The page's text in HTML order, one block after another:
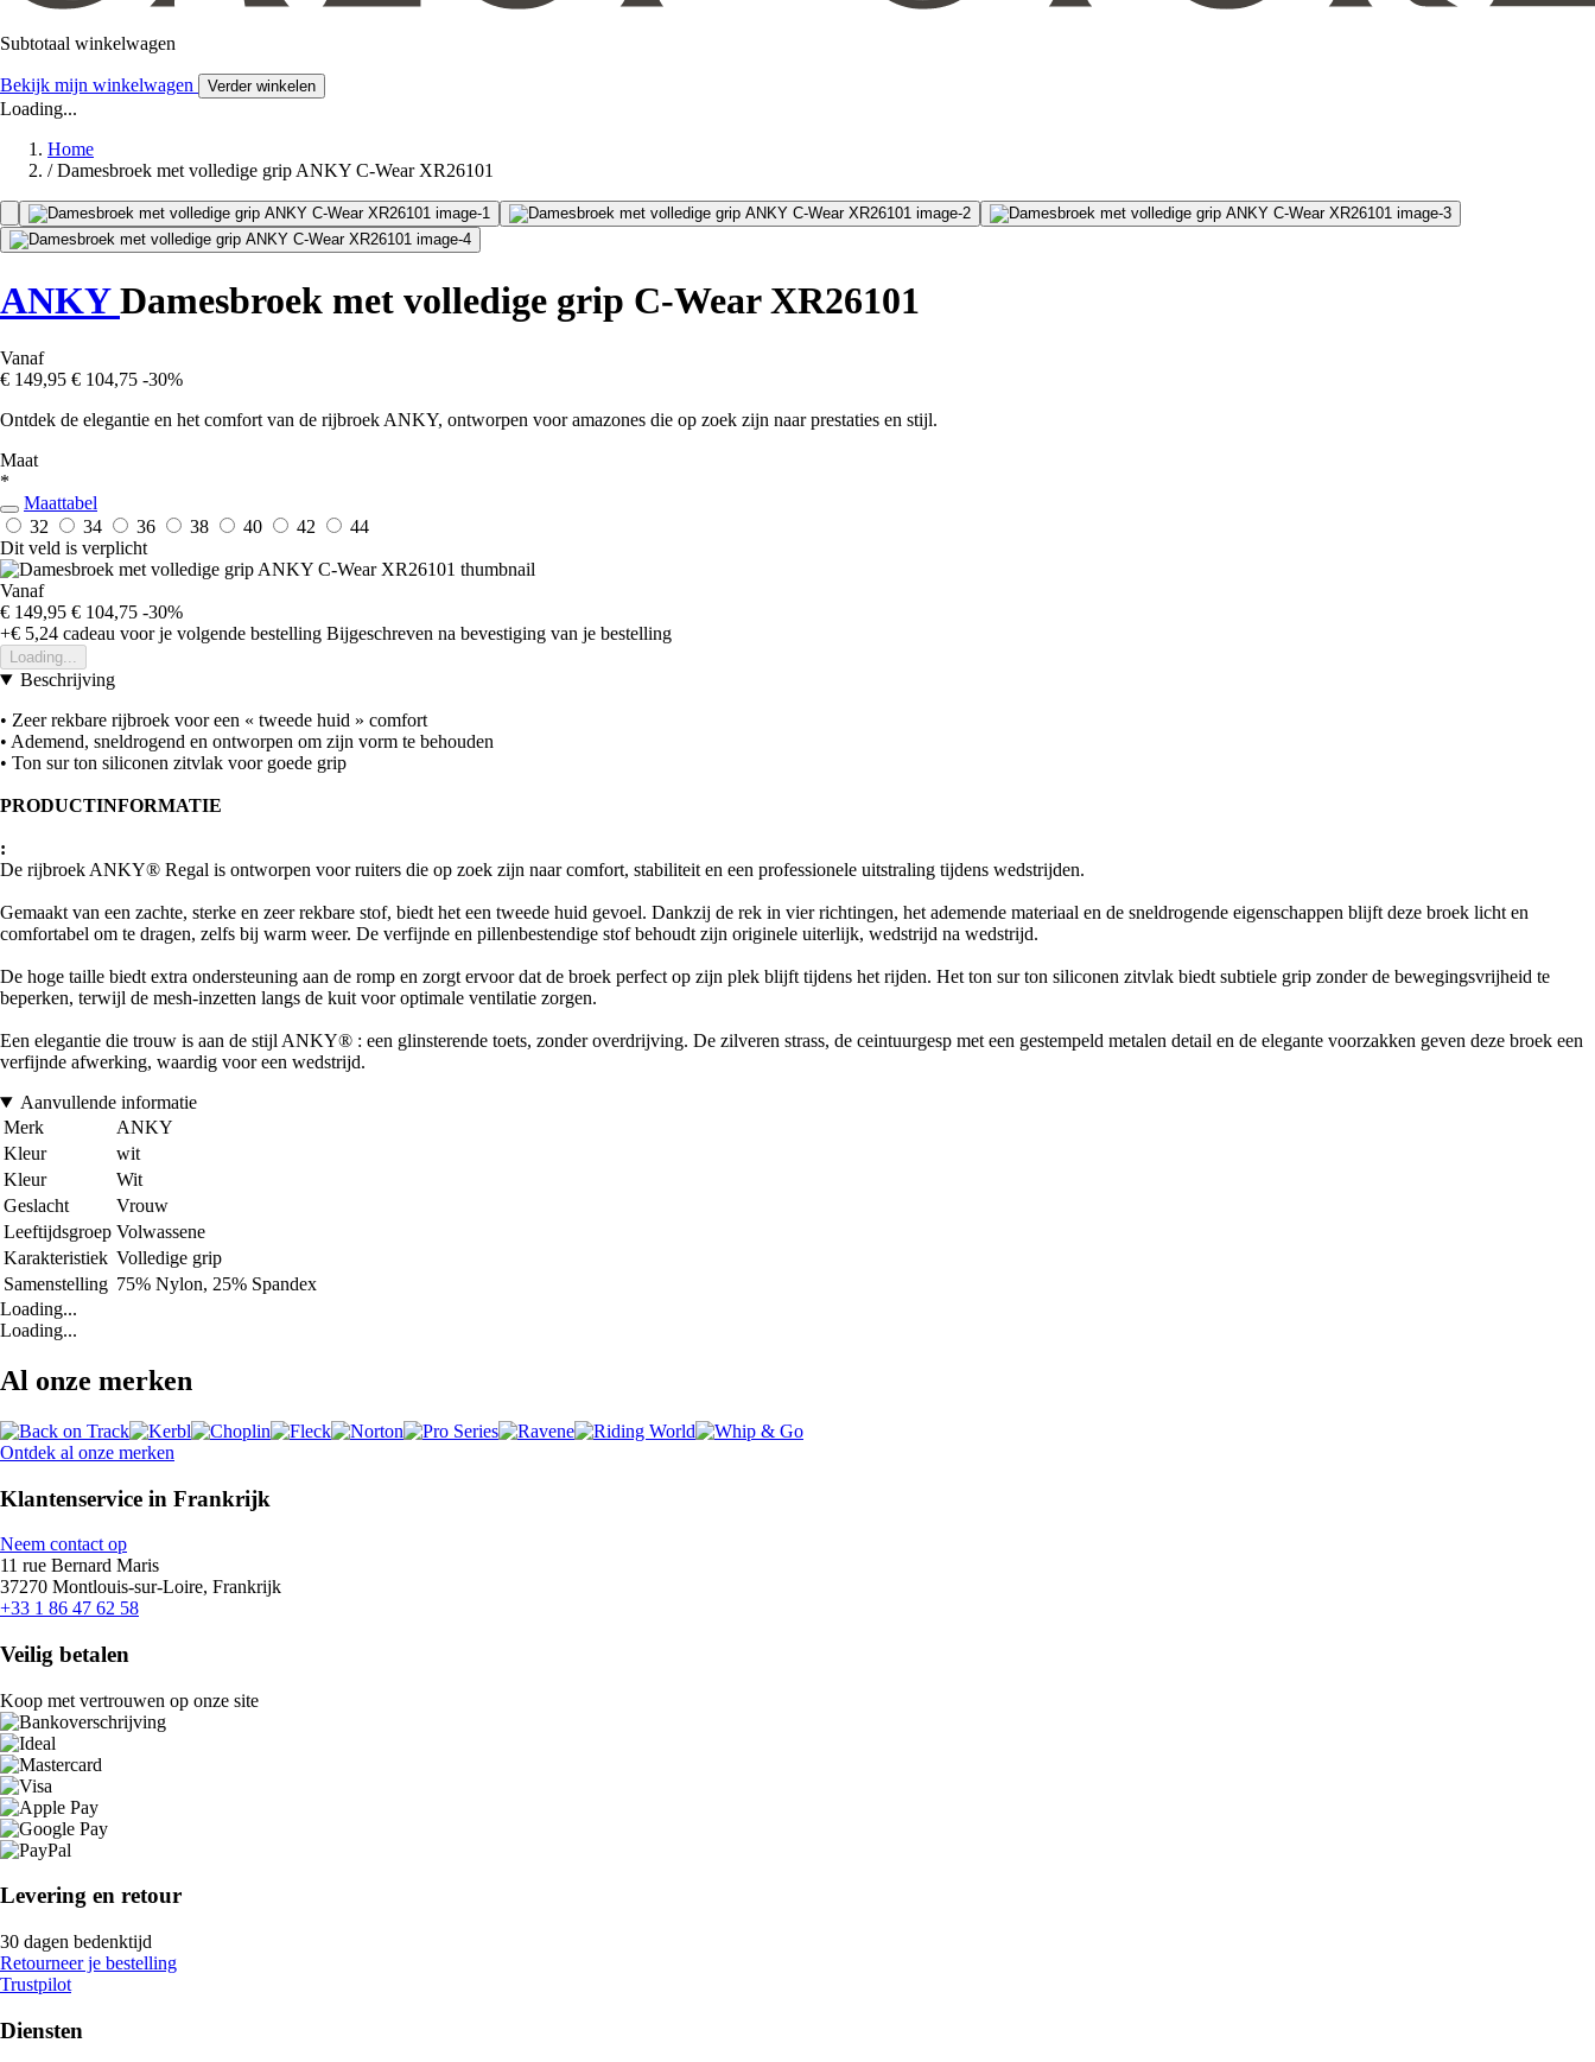
Subtotaal winkelwagen
Bekijk mijn winkelwagen Verder winkelen
Loading...
Home
/ Damesbroek met volledige grip ANKY C-Wear XR26101
ANKYDamesbroek met volledige grip C-Wear XR26101
Vanaf
€ 149,95 € 104,75 -30%
Ontdek de elegantie en het comfort van de rijbroek ANKY, ontworpen voor amazones die op zoek zijn naar prestaties en stijl.
Maat
*
Maattabel
32
34 36 38 40 42
44
Dit veld is verplicht
Vanaf
€ 149,95 € 104,75 -30%
+€ 5,24 cadeau voor je volgende bestelling Bijgeschreven na bevestiging van je bestelling
Loading...
Beschrijving
• Zeer rekbare rijbroek voor een « tweede huid » comfort
• Ademend, sneldrogend en ontworpen om zijn vorm te behouden
• Ton sur ton siliconen zitvlak voor goede grip
PRODUCTINFORMATIE
:
De rijbroek ANKY® Regal is ontworpen voor ruiters die op zoek zijn naar comfort, stabiliteit en een professionele uitstraling tijdens wedstrijden.
Gemaakt van een zachte, sterke en zeer rekbare stof, biedt het een tweede huid gevoel. Dankzij de rek in vier richtingen, het ademende materiaal en de sneldrogende eigenschappen blijft deze broek licht en
comfortabel om te dragen, zelfs bij warm weer. De verfijnde en pillenbestendige stof behoudt zijn originele uiterlijk, wedstrijd na wedstrijd.
De hoge taille biedt extra ondersteuning aan de romp en zorgt ervoor dat de broek perfect op zijn plek blijft tijdens het rijden. Het ton sur ton siliconen zitvlak biedt subtiele grip zonder de bewegingsvrijheid te
beperken, terwijl de mesh-inzetten langs de kuit voor optimale ventilatie zorgen.
Een elegantie die trouw is aan de stijl ANKY® : een glinsterende toets, zonder overdrijving. De zilveren strass, de ceintuurgesp met een gestempeld metalen detail en de elegante voorzakken geven deze broek een
verfijnde afwerking, waardig voor een wedstrijd.
Aanvullende informatie
Merk
ANKY
Kleur
wit
Kleur
Wit
Geslacht
Vrouw
Leeftijdsgroep Volwassene
Karakteristiek Volledige grip
Samenstelling 75% Nylon, 25% Spandex
Loading...
Loading...
Al onze merken
Ontdek al onze merken
Klantenservice in Frankrijk
Neem contact op
11 rue Bernard Maris
37270 Montlouis-sur-Loire, Frankrijk
+33 1 86 47 62 58
Veilig betalen
Koop met vertrouwen op onze site
Levering en retour
30 dagen bedenktijd
Retourneer je bestelling
Trustpilot
Diensten